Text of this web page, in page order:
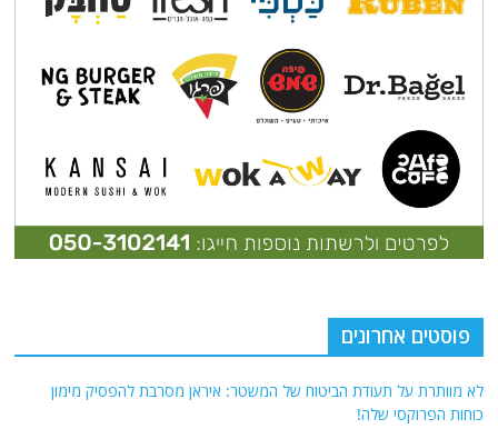
פוסטים אחרונים
לא מוותרת על תעודת הביטוח של המשטר: איראן מסרבת להפסיק מימון
כוחות הפרוקסי שלה!